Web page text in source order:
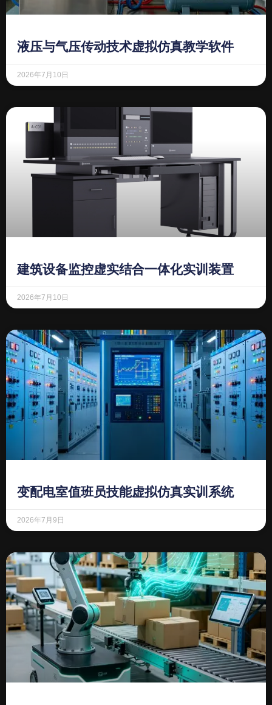
液压与气压传动技术虚拟仿真教学软件
2026年7月10日
建筑设备监控虚实结合一体化实训装置
2026年7月10日
变配电室值班员技能虚拟仿真实训系统
2026年7月9日